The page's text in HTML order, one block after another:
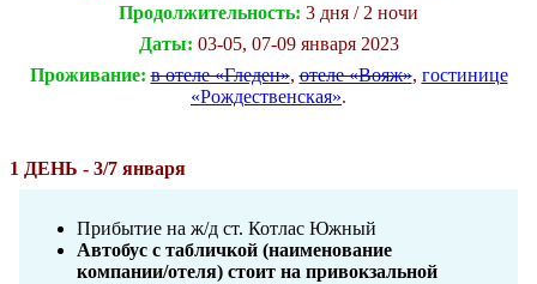
Продолжительность: 3 дня / 2 ночи
Даты: 03-05, 07-09 января 2023
Проживание: в отеле «Гледен»,отеле «Вояж», гостинице
«Рождественская».
1 ДЕНЬ - 3/7 января
Прибытие на ж/д ст. Котлас Южный
Автобус с табличкой (наименование
компании/отеля) стоит на привокзальной